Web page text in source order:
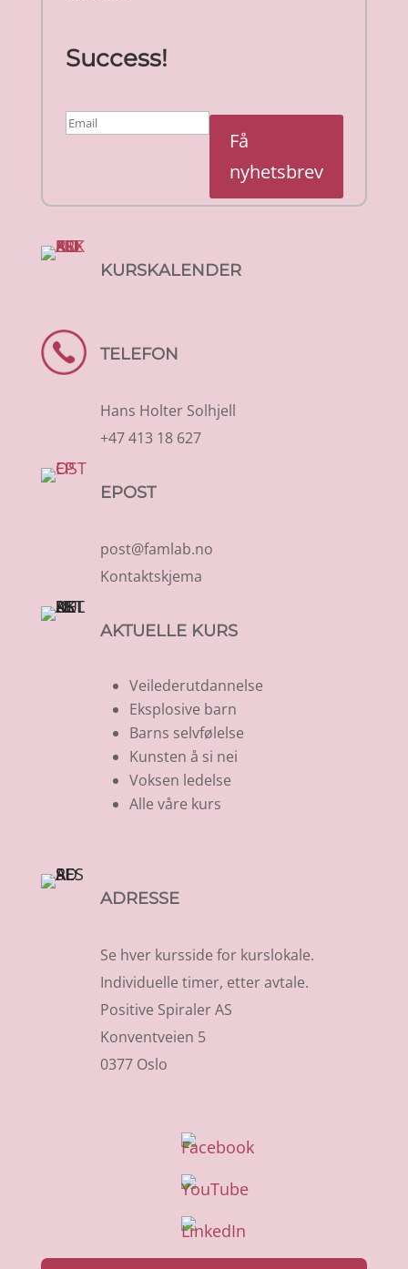
Success!
Få
nyhetsbrev
KURSKALENDER
TELEFON
Hans Holter Solhjell
+47 413 18 627
EPOST
post@famlab.no
Kontaktskjema
AKTUELLE KURS
Veilederutdannelse
Eksplosive barn
Barns selvfølelse
Kunsten å si nei
Voksen ledelse
Alle våre kurs
ADRESSE
Se hver kursside for kurslokale.
Individuelle timer, etter avtale.
Positive Spiraler AS
Konventveien 5
0377 Oslo